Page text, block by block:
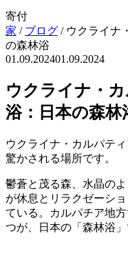
寄付
家 / ブログ / ウクライナ
の森林浴
01.09.202401.09.2024
ウクライナ・
浴：日本の森林
ウクライナ・カルパテ
驚かされる場所です。
鬱蒼と茂る森、水晶の
が休息とリラクゼーシ
ている。カルパチア地
つが、日本の「森林浴」